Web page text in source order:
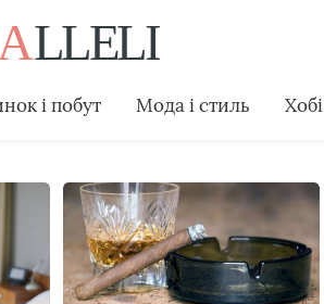
і побут Мода і стиль Хобі